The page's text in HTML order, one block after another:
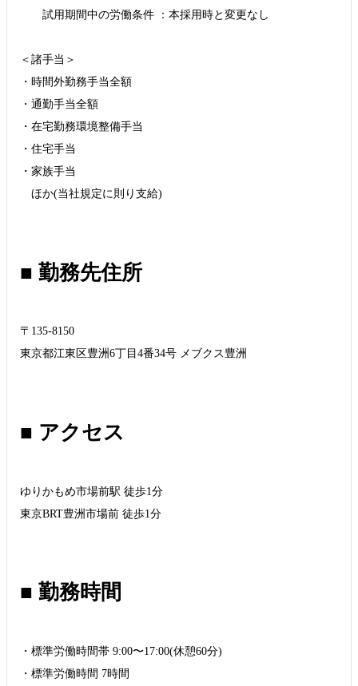
試用期間中の労働条件 ：本採用時と変更なし
＜諸手当＞
・時間外勤務手当全額
・通勤手当全額
・在宅勤務環境整備手当
・住宅手当
・家族手当
ほか(当社規定に則り支給)
■ 勤務先住所
〒135-8150
東京都江東区豊洲6丁目4番34号 メブクス豊洲
■ アクセス
ゆりかもめ市場前駅 徒歩1分
東京BRT豊洲市場前 徒歩1分
■ 勤務時間
・標準労働時間帯 9:00〜17:00(休憩60分)
・標準労働時間 7時間